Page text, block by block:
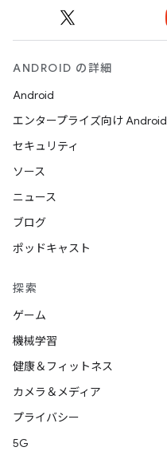
ANDROID の詳細
Android
エンタープライズ向け Android
セキュリティ
ソース
ニュース
ブログ
ポッドキャスト
探索
ゲーム
機械学習
健康＆フィットネス
カメラ＆メディア
プライバシー
5G